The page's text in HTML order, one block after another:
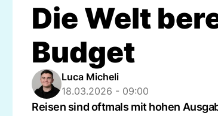
Die Welt
Budget
Luca Micheli
18.03.2026 - 09:00
Reisen sind oftmals mit hohen